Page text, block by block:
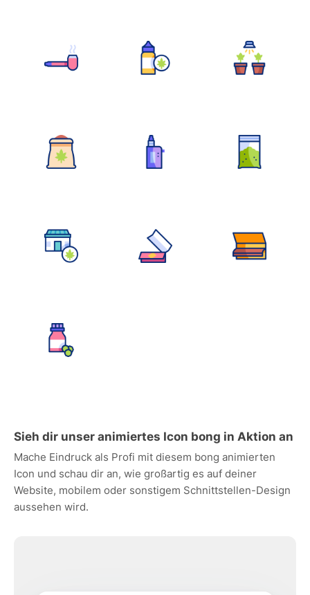
Sieh dir unser animiertes Icon bong in Aktion an
Mache Eindruck als Profi mit diesem bong animierten
Icon und schau dir an, wie großartig es auf deiner
Website, mobilem oder sonstigem Schnittstellen-Design
aussehen wird.